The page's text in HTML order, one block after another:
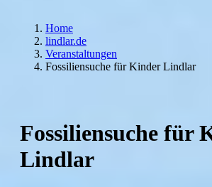
Home
lindlar.de
Veranstaltungen
Fossiliensuche für Kinder Lindlar
Fossiliensuche für
Lindlar